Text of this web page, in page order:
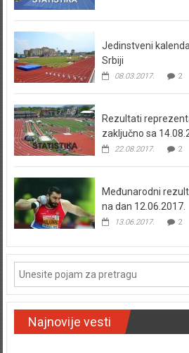
Jedinstveni
Srbiji
08.03.2017. 2
Rezultati
zaključno sa
22.08.2017. 2
Međunarodni
na dan 12.06.2017.
13.06.2017. 2
Najnovije vesti